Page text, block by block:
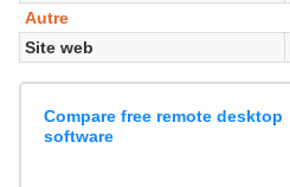
Autre
Site web
Compare free remote desktop
software